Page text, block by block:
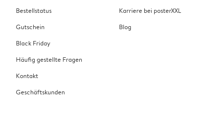
Bestellstatus
Gutschein
Black Friday
Häufig gestellte Fragen
Kontakt
Geschäftskunden
Karriere bei posterXXL
Blog